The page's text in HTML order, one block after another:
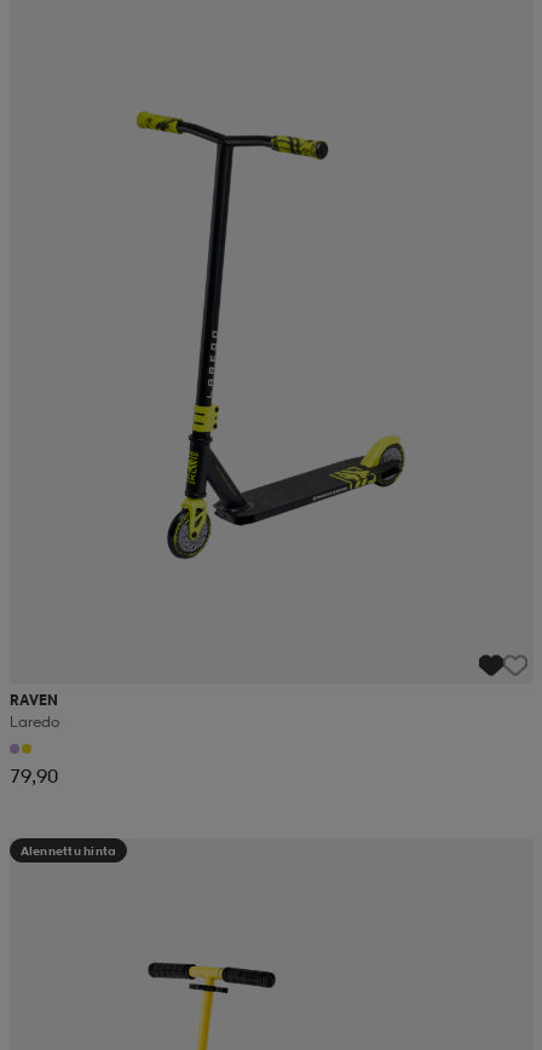
RAVEN
Laredo
79,90
Alennettu hinta